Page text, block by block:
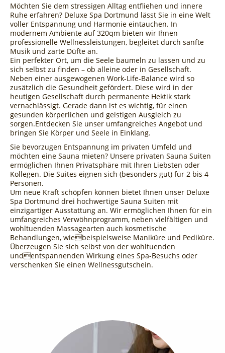
Möchten Sie dem stressigen Alltag entfliehen und innere
Ruhe erfahren? Deluxe Spa Dortmund lässt Sie in eine Welt
voller Entspannung und Harmonie eintauchen. In
modernem Ambiente auf 320qm bieten wir Ihnen
professionelle Wellnessleistungen, begleitet durch sanfte
Musik und zarte Düfte an.
Ein perfekter Ort, um die Seele baumeln zu lassen und zu
sich selbst zu finden – ob alleine oder in Gesellschaft.
Neben einer ausgewogenen Work-Life-Balance wird so
zusätzlich die Gesundheit gefördert. Diese wird in der
heutigen Gesellschaft durch permanente Hektik stark
vernachlässigt. Gerade dann ist es wichtig, für einen
gesunden körperlichen und geistigen Ausgleich zu
sorgen.Entdecken Sie unser umfangreiches Angebot und
bringen Sie Körper und Seele in Einklang.
Sie bevorzugen Entspannung im privaten Umfeld und
möchten eine Sauna mieten? Unsere privaten Sauna Suiten
ermöglichen Ihnen Privatsphäre mit Ihren Liebsten oder
Kollegen. Die Suites eignen sich (besonders gut) für 2 bis 4
Personen.
Um neue Kraft schöpfen können bietet Ihnen unser Deluxe
Spa Dortmund drei hochwertige Sauna Suiten mit
einzigartiger Ausstattung an. Wir ermöglichen Ihnen für ein
umfangreiches Verwöhnprogramm, neben vielfältigen und
wohltuenden Massagearten auch kosmetische
Behandlungen, wiebeispielsweise Maniküre und Pediküre.
Überzeugen Sie sich selbst von der wohltuenden
undentspannenden Wirkung eines Spa-Besuchs oder
verschenken Sie einen Wellnessgutschein.